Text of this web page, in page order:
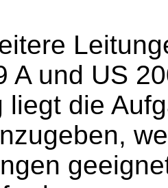
Aund US
liegt die